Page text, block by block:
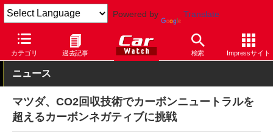
Powered by Translate
カテゴリ 過去記事 検索 Impressサイト
Car Watch 自動車 マツダ
ニュース
マツダ、CO2回収技術でカーボンニュートラルを
超えるカーボンネガティブに挑戦